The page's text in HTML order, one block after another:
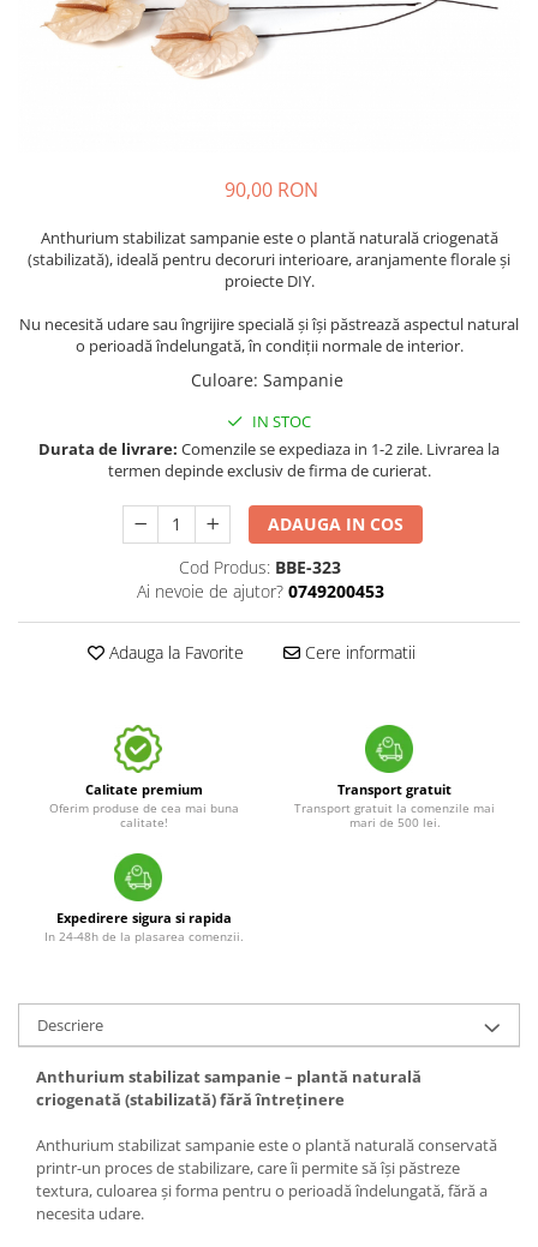
90,00 RON
Anthurium stabilizat sampanie este o plantă naturală criogenată
(stabilizată), ideală pentru decoruri interioare, aranjamente florale și
proiecte DIY.
Nu necesită udare sau îngrijire specială și își păstrează aspectul natural
o perioadă îndelungată, în condiții normale de interior.
Culoare: Sampanie
IN STOC
Durata de livrare: Comenzile se expediaza in 1-2 zile. Livrarea la
termen depinde exclusiv de firma de curierat.
ADAUGA IN COS
Cod Produs: BBE-323
Ai nevoie de ajutor? 0749200453
Adauga la Favorite Cere informatii
Calitate premium
Oferim produse de cea mai buna
calitate!
Transport gratuit
Transport gratuit la comenzile mai
mari de 500 lei.
Expedirere sigura si rapida
In 24-48h de la plasarea comenzii.
Descriere
Anthurium stabilizat sampanie – plantă naturală
criogenată (stabilizată) fără întreținere
Anthurium stabilizat sampanie este o plantă naturală conservată
printr-un proces de stabilizare, care îi permite să își păstreze
textura, culoarea și forma pentru o perioadă îndelungată, fără a
necesita udare.